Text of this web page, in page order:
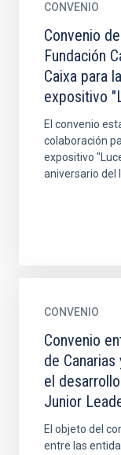
CONVENIO
Convenio
Fundación
Caixa para
expositivo
El convenio
colaboración
expositivo
aniversario del
CONVENIO
Convenio
de Canarias
el
Junior
El objeto del
entre las